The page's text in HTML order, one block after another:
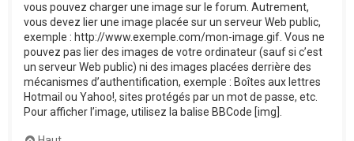
vous pouvez charger une image sur le forum. Autrement,
vous devez lier une image placée sur un serveur Web public,
exemple : http://www.exemple.com/mon-image.gif. Vous ne
pouvez pas lier des images de votre ordinateur (sauf si c’est
un serveur Web public) ni des images placées derrière des
mécanismes d’authentification, exemple : Boîtes aux lettres
Hotmail ou Yahoo!, sites protégés par un mot de passe, etc.
Pour afficher l’image, utilisez la balise BBCode [img].